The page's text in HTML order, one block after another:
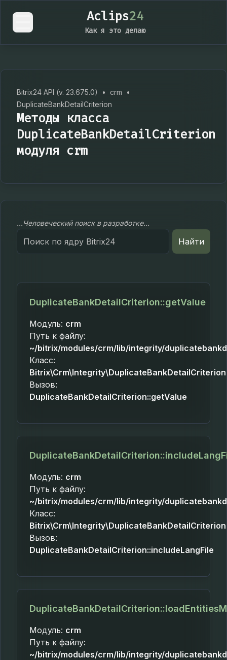
Aclips24
Как я это делаю
Bitrix24 API (v. 23.675.0) • crm
•
DuplicateBankDetailCriterion
Методы класса
DuplicateBankDetailCriterion
модуля crm
...Человеческий поиск в разработке...
Search
for:
Найти
DuplicateBankDetailCriterion::getValue
Модуль: crm
Путь к файлу:
~/bitrix/modules/crm/lib/integrity/
Класс:
Bitrix\Crm\Integrity\DuplicateBankDetailCriterion
Вызов:
DuplicateBankDetailCriterion::getValue
Модуль: crm
Путь к файлу:
~/bitrix/modules/crm/lib/integrity/
Класс:
Bitrix\Crm\Integrity\DuplicateBankDetailCriterion
Вызов:
DuplicateBankDetailCriterion::includeLangFile
Модуль: crm
Путь к файлу:
~/bitrix/modules/crm/lib/integrity/